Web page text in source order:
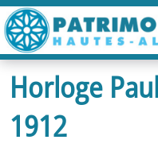
ACCUEIL
CARTE
Horloge
1912